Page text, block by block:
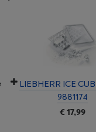
LIEBHERR ICE
9881174
€ 17,99